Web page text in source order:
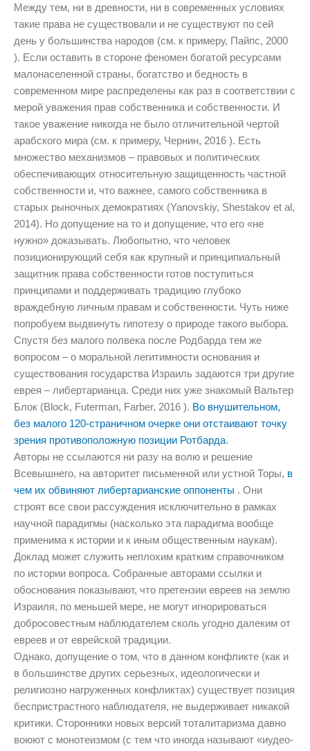
Между тем, ни в древности, ни в современных условиях
такие права не существовали и не существуют по сей
день у большинства народов (см. к примеру, Пайпс, 2000
). Если оставить в стороне феномен богатой ресурсами
малонаселенной страны, богатство и бедность в
современном мире распределены как раз в соответствии с
мерой уважения прав собственника и собственности. И
такое уважение никогда не было отличительной чертой
арабского мира (см. к примеру, Чернин, 2016 ). Есть
множество механизмов – правовых и политических
обеспечивающих относительную защищенность частной
собственности и, что важнее, самого собственника в
старых рыночных демократиях (Yanovskiy, Shestakov et al,
2014). Но допущение на то и допущение, что его «не
нужно» доказывать. Любопытно, что человек
позиционирующий себя как крупный и принципиальный
защитник права собственности готов поступиться
принципами и поддерживать традицию глубоко
враждебную личным правам и собственности. Чуть ниже
попробуем выдвинуть гипотезу о природе такого выбора.
Спустя без малого полвека после Родбарда тем же
вопросом – о моральной легитимности основания и
существования государства Израиль задаются три другие
еврея – либертарианца. Среди них уже знакомый Вальтер
Блок (Block, Futerman, Farber, 2016 ). Во внушительном,
без малого 120-страничном очерке они отстаивают точку
зрения противоположную позиции Ротбарда.
Авторы не ссылаются ни разу на волю и решение
Всевышнего, на авторитет письменной или устной Торы, в
чем их обвиняют либертарианские оппоненты . Они
строят все свои рассуждения исключительно в рамках
научной парадигмы (насколько эта парадигма вообще
применима к истории и к иным общественным наукам).
Доклад может служить неплохим кратким справочником
по истории вопроса. Собранные авторами ссылки и
обоснования показывают, что претензии евреев на землю
Израиля, по меньшей мере, не могут игнорироваться
добросовестным наблюдателем сколь угодно далеким от
евреев и от еврейской традиции.
Однако, допущение о том, что в данном конфликте (как и
в большинстве других серьезных, идеологически и
религиозно нагруженных конфликтах) существует позиция
беспристрастного наблюдателя, не выдерживает никакой
критики. Сторонники новых версий тоталитаризма давно
воюют с монотеизмом (с тем что иногда называют «иудео-